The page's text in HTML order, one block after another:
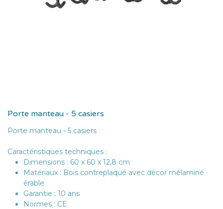
Porte manteau - 5 casiers
Porte manteau - 5 casiers
Caractéristiques techniques :
Dimensions : 60 x 60 x 12,8 cm
Matériaux : Bois contreplaqué avec décor mélaminé
érable
Garantie : 10 ans
Normes : CE